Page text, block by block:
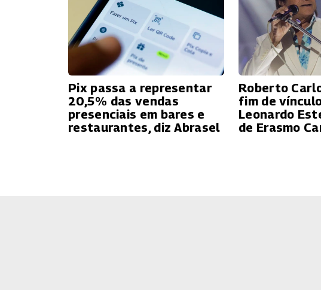
Pix passa a representar
20,5% das vendas
presenciais em bares e
restaurantes, diz Abrasel
Roberto
fim de
Leonardo
de Erasmo